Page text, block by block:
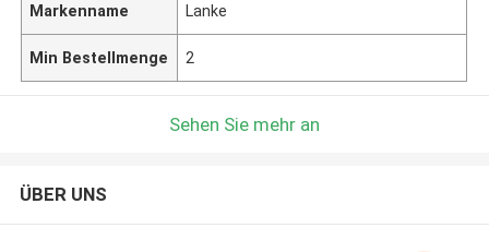
Markenname Lanke
Min Bestellmenge 2
Sehen Sie mehr an
ÜBER UNS